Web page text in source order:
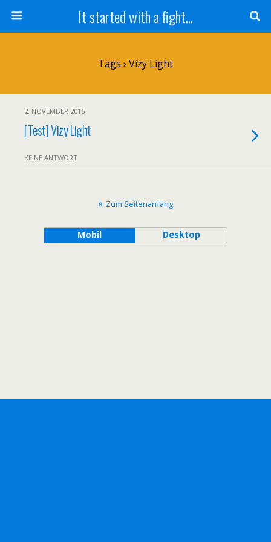
It started with a fight...
Tags › Vizy Light
2. NOVEMBER 2016
[Test] Vizy Light
KEINE ANTWORT
Zum Seitenanfang
Mobil Desktop